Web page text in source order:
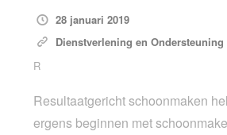
28 januari 2019
Dienstverlening en Ondersteuning
R
Resultaatgericht schoonmaken
ergens beginnen met